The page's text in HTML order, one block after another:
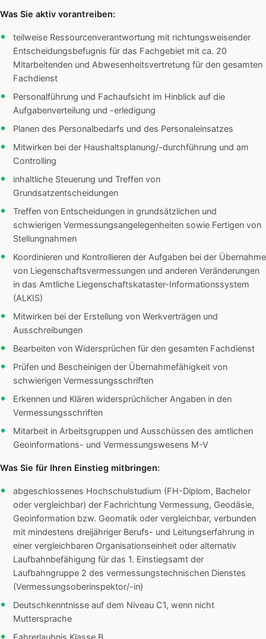
Was Sie aktiv vorantreiben:
teilweise Ressourcenverantwortung mit richtungsweisender
Entscheidungsbefugnis für das Fachgebiet mit ca. 20
Mitarbeitenden und Abwesenheitsvertretung für den gesamten
Fachdienst
Personalführung und Fachaufsicht im Hinblick auf die
Aufgabenverteilung und -erledigung
Planen des Personalbedarfs und des Personaleinsatzes
Mitwirken bei der Haushaltsplanung/-durchführung und am
Controlling
inhaltliche Steuerung und Treffen von
Grundsatzentscheidungen
Treffen von Entscheidungen in grundsätzlichen und
schwierigen Vermessungsangelegenheiten sowie Fertigen von
Stellungnahmen
Koordinieren und Kontrollieren der Aufgaben bei der Übernahme
von Liegenschaftsvermessungen und anderen Veränderungen
in das Amtliche Liegenschaftskataster-Informationssystem
(ALKIS)
Mitwirken bei der Erstellung von Werkverträgen und
Ausschreibungen
Bearbeiten von Widersprüchen für den gesamten Fachdienst
Prüfen und Bescheinigen der Übernahmefähigkeit von
schwierigen Vermessungsschriften
Erkennen und Klären widersprüchlicher Angaben in den
Vermessungsschriften
Mitarbeit in Arbeitsgruppen und Ausschüssen des amtlichen
Geoinformations- und Vermessungswesens M-V
Was Sie für Ihren Einstieg mitbringen:
abgeschlossenes Hochschulstudium (FH-Diplom, Bachelor
oder vergleichbar) der Fachrichtung Vermessung, Geodäsie,
Geoinformation bzw. Geomatik oder vergleichbar, verbunden
mit mindestens dreijähriger Berufs- und Leitungserfahrung in
einer vergleichbaren Organisationseinheit oder alternativ
Laufbahnbefähigung für das 1. Einstiegsamt der
Laufbahngruppe 2 des vermessungstechnischen Dienstes
(Vermessungsoberinspektor/-in)
Deutschkenntnisse auf dem Niveau C1, wenn nicht
Muttersprache